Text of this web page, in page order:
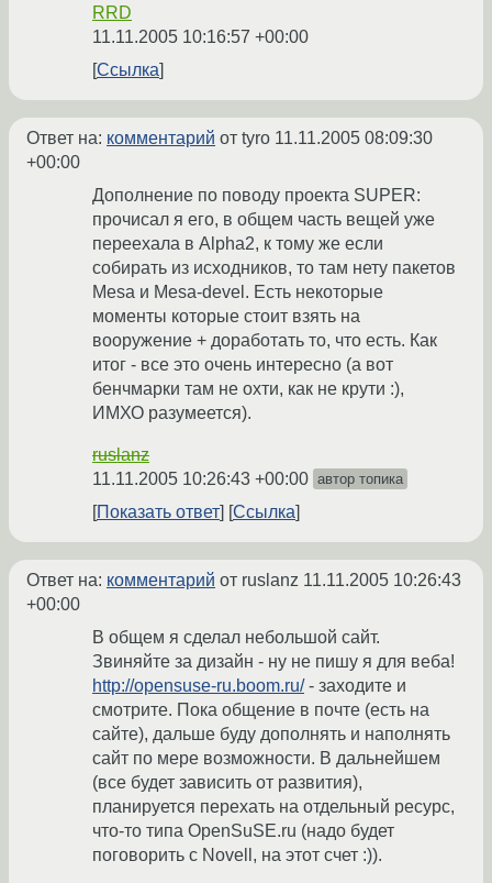
RRD
11.11.2005 10:16:57 +00:00
Ссылка
Ответ на: комментарий от tyro 11.11.2005 08:09:30
+00:00
Дополнение по поводу проекта SUPER:
прочисал я его, в общем часть вещей уже
переехала в Alpha2, к тому же если
собирать из исходников, то там нету пакетов
Mesa и Mesa-devel. Есть некоторые
моменты которые стоит взять на
вооружение + доработать то, что есть. Как
итог - все это очень интересно (а вот
бенчмарки там не охти, как не крути :),
ИМХО разумеется).
ruslanz
11.11.2005 10:26:43 +00:00 автор топика
Показать ответ Ссылка
Ответ на: комментарий от ruslanz 11.11.2005 10:26:43
+00:00
В общем я сделал небольшой сайт.
Звиняйте за дизайн - ну не пишу я для веба!
http://opensuse-ru.boom.ru/- заходите и
смотрите. Пока общение в почте (есть на
сайте), дальше буду дополнять и наполнять
сайт по мере возможности. В дальнейшем
(все будет зависить от развития),
планируется перехать на отдельный ресурс,
что-то типа OpenSuSE.ru (надо будет
поговорить с Novell, на этот счет :)).